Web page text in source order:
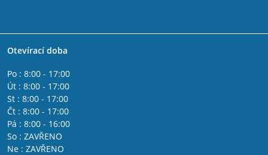
Otevírací doba
Po : 8:00 - 17:00
Út : 8:00 - 17:00
St : 8:00 - 17:00
Čt : 8:00 - 17:00
Pá : 8:00 - 16:00
So : ZAVŘENO
Ne : ZAVŘENO